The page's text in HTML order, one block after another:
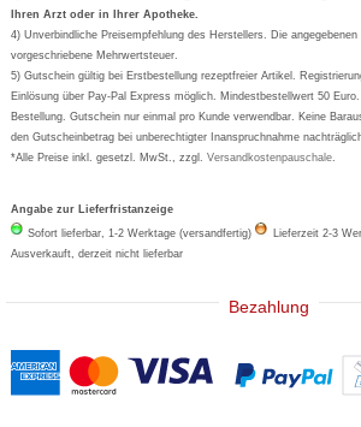
Wick
Eucerin
Basica
Ihren Arzt oder in Ihrer Apotheke.
4) Unverbindliche Preisempfehlung des Herstellers. Die
vorgeschriebene Mehrwertsteuer.
5) Gutschein gültig bei Erstbestellung rezeptfreier Artikel.
Einlösung über Pay-Pal Express möglich. Mindestbestellwert 50
Bestellung. Gutschein nur einmal pro Kunde verwendbar. Keine
den Gutscheinbetrag bei unberechtigter Inanspruchnahme
*Alle Preise inkl. gesetzl. MwSt., zzgl.Versandkostenpauschale.
Angabe zur Lieferfristanzeige
Sofort lieferbar, 1-2 Werktage (versandfertig)
Lieferzeit 2-3
Ausverkauft, derzeit nicht lieferbar
Bezahlung